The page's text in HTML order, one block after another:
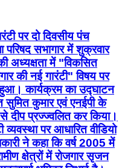
पर दो दिवसीय पंच
सभागार में शुक्रवार
अध्यक्षता में "विकसित
की नई गारंटी" विषय पर
कार्यक्रम का उद्घाटन
सुमित कुमार एवं एनईपी के
प्रज्ज्वलित कर किया।
पर आधारित वीडियो
ने कहा कि वर्ष 2005 में
क्षेत्रों में रोजगार सृजन